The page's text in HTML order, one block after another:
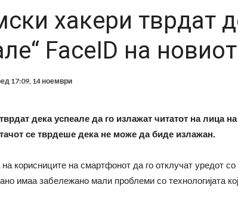
хакери тврдат
FaceID на
17:09, 14 ноември
дека успеале да го излажат читатот на лица
се тврдеше дека не може да биде излажан.
корисниците на смартфонот да го отклучат уредот со
имаа забележано мали проблеми со технологијата